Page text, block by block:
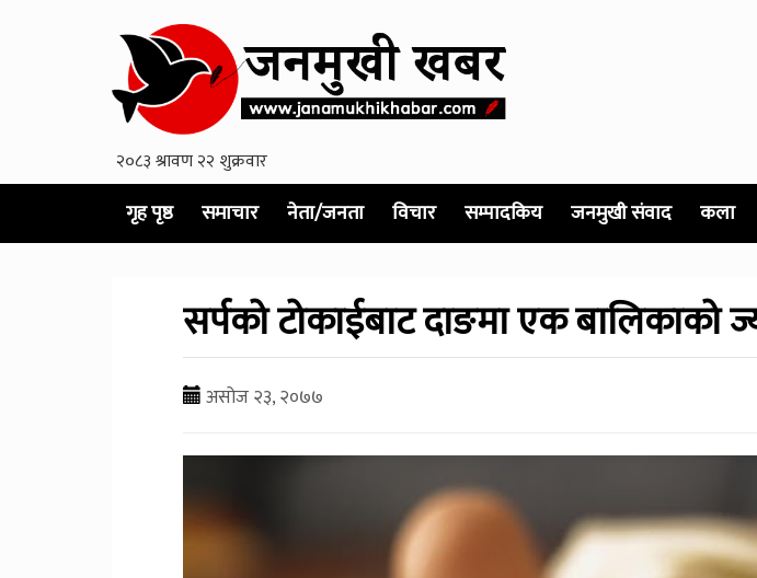
गृह पृष्ठ समाचार नेता/जनता विचार सम्पादकिय जनमुखी संवाद कला
सर्पको टोकाईबाट दाङमा एक बालिकाको
असोज २३, २०७७